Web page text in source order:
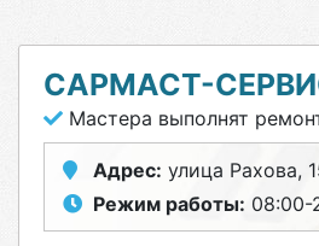
САРМАСТ-
Мастера выполнят
Адрес: улица Рахова,
Режим работы: 08:00-